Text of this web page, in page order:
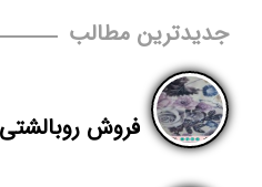
جدیدترین مطالب